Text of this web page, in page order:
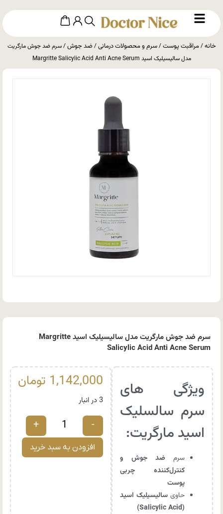
خانه/مراقبت پوست/سرم و محصولات درمانی/ضد جوش/ سرم ضد جوش مارگریت
مدل سالیسیلیک اسید Margritte Salicylic Acid Anti Acne Serum
سرم ضد جوش مارگریت مدل سالیسیلیک اسید Margritte
Salicylic Acid Anti Acne Serum
ویژگی های
سرم سالسلیک
اسید مارگریت:
سرم ضد جوش و
کنترل‌کننده چربی
پوست
حاوی سالیسیلیک اسید
(Salicylic Acid)
1,142,000 تومان
3 در انبار
-
+
افزودن به سبد خرید